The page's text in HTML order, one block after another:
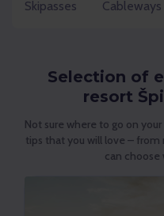
Skipasses Cableways
Selection of
resort
Not sure where to go on
tips that you will love –
can choose